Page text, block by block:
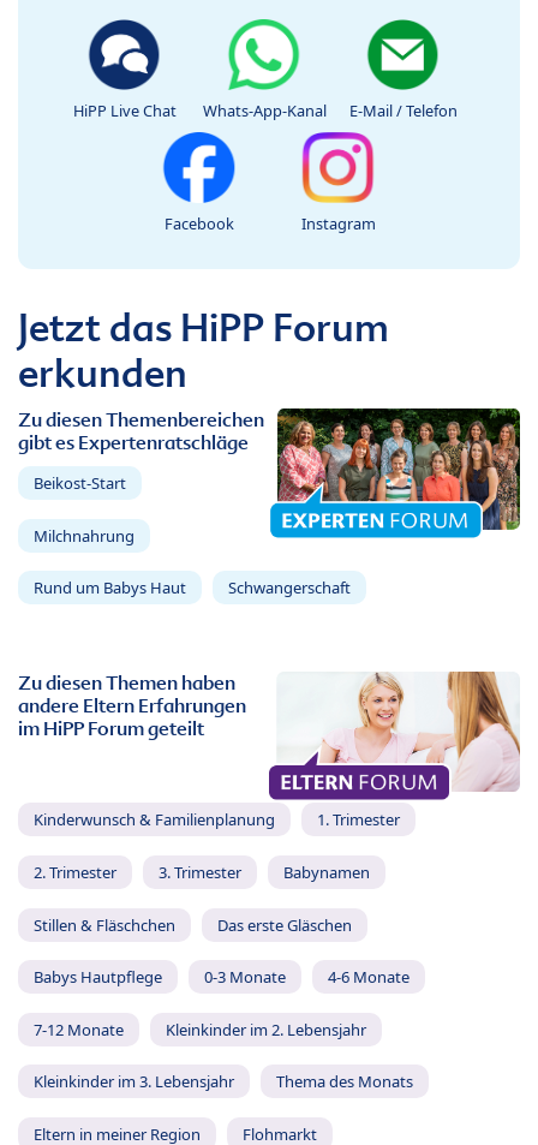
HiPP Live Chat Whats-App-Kanal E-Mail / Telefon
Facebook Instagram
Jetzt das HiPP Forum
erkunden
Zu diesen Themenbereichen
gibt es Expertenratschläge
Beikost-Start
Milchnahrung
Rund um Babys Haut Schwangerschaft
Zu diesen Themen haben
andere Eltern Erfahrungen
im HiPP Forum geteilt
Kinderwunsch & Familienplanung 1. Trimester
2. Trimester 3. Trimester Babynamen
Stillen & Fläschchen Das erste Gläschen
Babys Hautpflege 0-3 Monate 4-6 Monate
7-12 Monate Kleinkinder im 2. Lebensjahr
Kleinkinder im 3. Lebensjahr Thema des Monats
Eltern in meiner Region Flohmarkt